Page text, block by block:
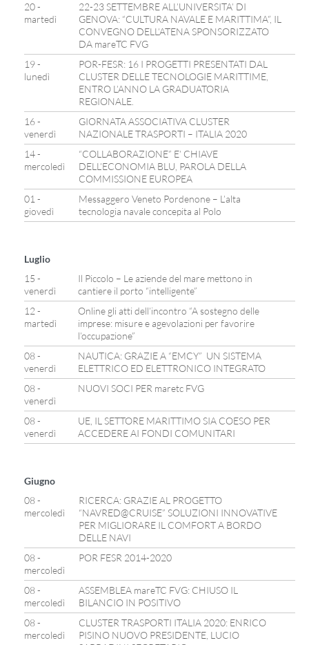
20 -
martedì
22-23 SETTEMBRE ALL’UNIVERSITA’ DI
GENOVA: “CULTURA NAVALE E MARITTIMA”, IL
CONVEGNO DELL’ATENA SPONSORIZZATO
DA mareTC FVG
19 -
lunedì
POR-FESR: 16 I PROGETTI PRESENTATI DAL
CLUSTER DELLE TECNOLOGIE MARITTIME,
ENTRO L’ANNO LA GRADUATORIA
REGIONALE.
16 -
venerdì
GIORNATA ASSOCIATIVA CLUSTER
NAZIONALE TRASPORTI – ITALIA 2020
14 -
mercoledì
“COLLABORAZIONE” E’ CHIAVE
DELL’ECONOMIA BLU, PAROLA DELLA
COMMISSIONE EUROPEA
01 -
giovedì
Messaggero Veneto Pordenone – L’alta
tecnologia navale concepita al Polo
Luglio
15 -
venerdì
Il Piccolo – Le aziende del mare mettono in
cantiere il porto “intelligente”
12 -
martedì
Online gli atti dell’incontro “A sostegno delle
imprese: misure e agevolazioni per favorire
l’occupazione”
08 -
venerdì
NAUTICA: GRAZIE A “EMCY” UN SISTEMA
ELETTRICO ED ELETTRONICO INTEGRATO
08 -
venerdì
NUOVI SOCI PER maretc FVG
08 -
venerdì
UE, IL SETTORE MARITTIMO SIA COESO PER
ACCEDERE AI FONDI COMUNITARI
Giugno
08 -
mercoledì
RICERCA: GRAZIE AL PROGETTO
“NAVRED@CRUISE” SOLUZIONI INNOVATIVE
PER MIGLIORARE IL COMFORT A BORDO
DELLE NAVI
08 -
mercoledì
POR FESR 2014-2020
08 -
mercoledì
ASSEMBLEA mareTC FVG: CHIUSO IL
BILANCIO IN POSITIVO
08 -
mercoledì
CLUSTER TRASPORTI ITALIA 2020: ENRICO
PISINO NUOVO PRESIDENTE, LUCIO